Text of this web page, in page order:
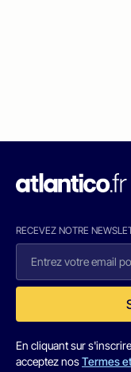
RECEVEZ NOTRE
En cliquant sur
acceptez nosTermes